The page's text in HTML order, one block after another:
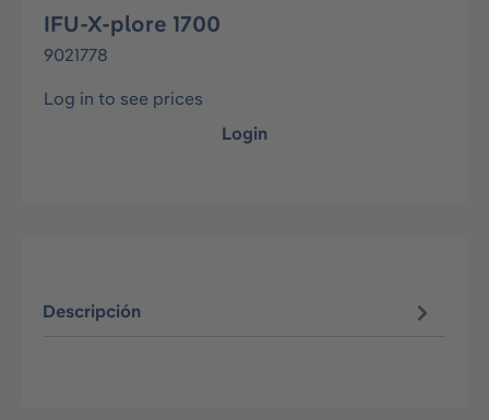
IFU-X-plore 1700
9021778
Log in to see prices
Login
Descripción